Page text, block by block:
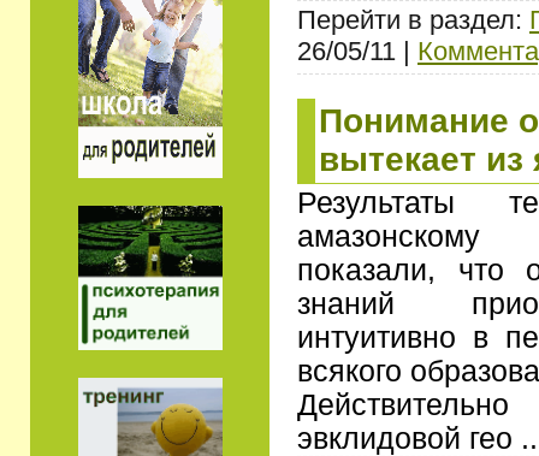
Перейти в раздел:
26/05/11 |
Понимание
вытекает из
Результаты
амазонскому
показали, что
знаний
интуитивно в
всякого
эвклидовой гео